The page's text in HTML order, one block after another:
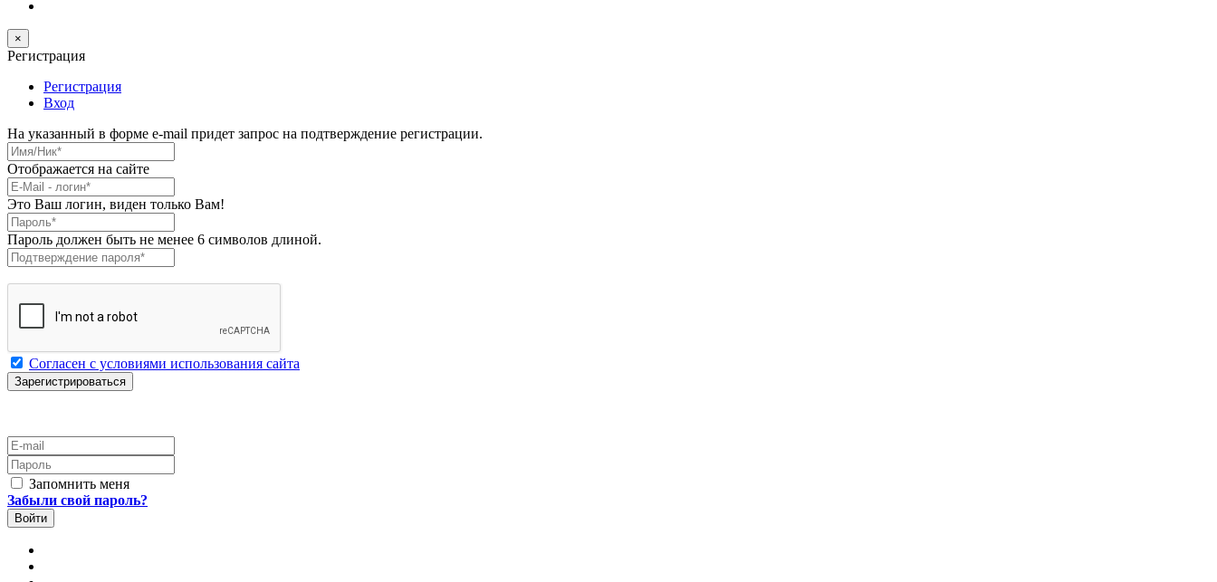
×
Регистрация
Регистрация
Вход
На указанный в форме e-mail придет запрос на подтверждение регистрации.
Имя/Ник
Отображается на сайте
E-Mail *
Это Ваш логин, виден только Вам!
Пароль*
Пароль должен быть не менее 6 символов длиной.
Подтверждение пароля
Согласен с условиями использования сайта
E-mail
Пароль
Запомнить меня
Забыли свой пароль?